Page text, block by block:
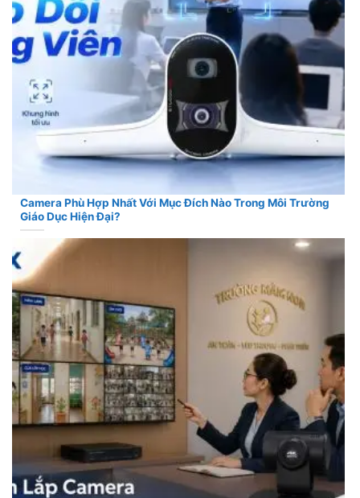
Camera Phù Hợp Nhất Với Mục Đích Nào Trong Môi Trường
Giáo Dục Hiện Đại?